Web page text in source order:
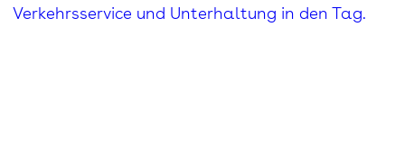
Verkehrsservice und Unterhaltung in den Tag.​